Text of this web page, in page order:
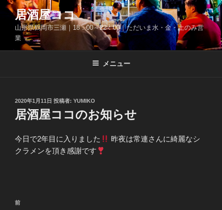
コ
ツ
居酒屋ココ
山形県鶴岡市三瀬｜18：00～22：00｜ただいま水・金・土のみ営
業
メニュー
投
稿
日:
2020年1月11日 投稿者: YUMIKO
居酒屋ココのお知らせ
今日で2年目に入りました
昨夜は常連さんに綺麗なシ
クラメンを頂き感謝です
投
前
前